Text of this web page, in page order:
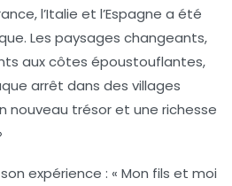
, l’Italie et l’Espagne a été
Les paysages changeants,
aux côtes époustouflantes,
arrêt dans des villages
nouveau trésor et une richesse
expérience : « Mon fils et moi